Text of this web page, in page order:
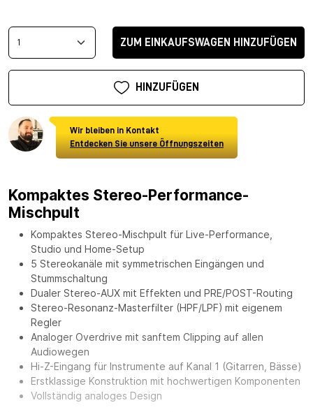
ZUM EINKAUFSWAGEN HINZUFÜGEN
HINZUFÜGEN
Wir bleiben in Kontakt
Entdecken Sie unsere Öffnungszeiten
Kompaktes Stereo-Performance-
Mischpult
Kompaktes Stereo-Mischpult für Live-Performance,
Studio und Home-Setup
5 Stereokanäle mit symmetrischen Eingängen und
Stummschaltung
Dualer Stereo-AUX mit Effekten und PRE/POST-Routing
Stereo-Resonanz-Masterfilter (HPF/LPF) mit eigenem
Regler
Analoger Overdrive mit sanftem Clipping auf allen
Audiowegen
Hi-Z-Eingang für Instrumente auf Kanal 1 (Gitarren, Bässe)
Erstklassige Konstruktion mit hochwertigen Komponenten
Vollständig analoges Design